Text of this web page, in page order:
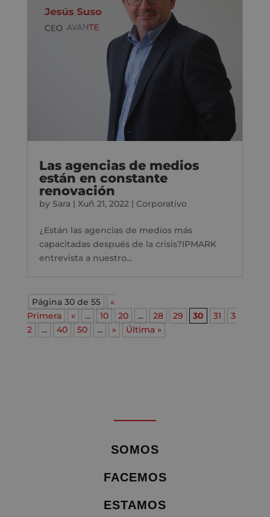
Las agencias de medios
están en constante
renovación
by Sara | Xuñ 21, 2022| Corporativo
¿Están las agencias de medios más
capacitadas después de la crisis?IPMARK
entrevista a nuestro...
Página 30 de 55
«
Primera
« ... 10 20 ... 28 29 30 31
3
2
... 40 50 ... » Última »
SOMOS
FACEMOS
ESTAMOS